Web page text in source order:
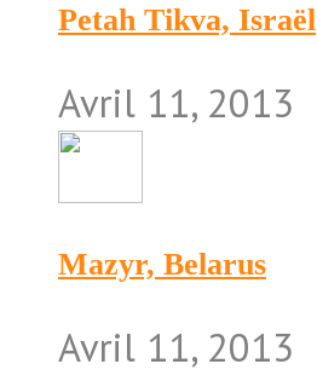
Petah Tikva, Israël
Avril 11, 2013
Mazyr, Belarus
Avril 11, 2013